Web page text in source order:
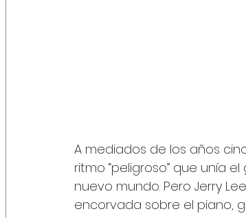
A mediados de los años
ritmo “peligroso” que unía
nuevo mundo. Pero Jerry
encorvada sobre el piano,